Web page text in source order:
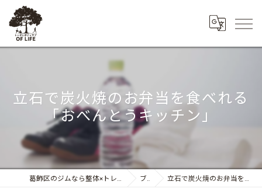
立石で炭火焼のお弁当を食べれる
「おべんとうキッチン」
葛飾区のジムなら整体×トレーニング トータルボディケア OF LIFE ブログ 立石で炭火焼のお弁当を食べれる「おべんとうキッチン」